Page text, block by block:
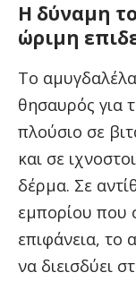
Η δύναμη
ώριμη
Το
θησαυρός για
πλούσιο σε
και σε
δέρμα. Σε
εμπορίου που
επιφάνεια, το
να διεισδύει